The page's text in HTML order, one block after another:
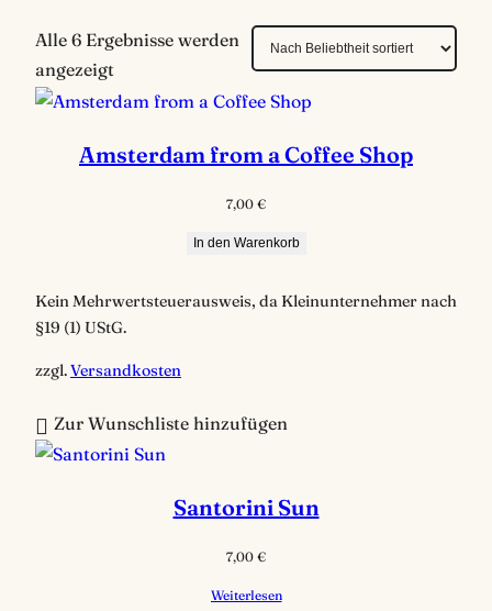
Alle 6 Ergebnisse werden
angezeigtN
a
h
e
b
t
e
i
Amsterdam from a Coffee Shop
7,00 €
In den Warenkorb
Kein Mehrwertsteuerausweis, da Kleinunternehmer nach
§19 (1) UStG.
zzgl.Versandkosten
Zur Wunschliste hinzufügen
Santorini Sun
7,00 €
Weiterlesen